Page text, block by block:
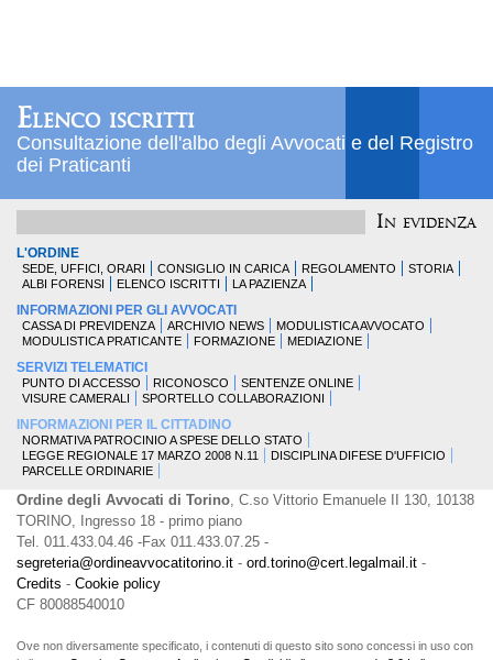
Elenco iscritti
Consultazione dell'albo degli Avvocati e del Registro
dei Praticanti
In evidenza
L'ORDINE
SEDE, UFFICI, ORARI CONSIGLIO IN CARICA REGOLAMENTO
STORIA
ALBI FORENSI
ELENCO ISCRITTI LA PAZIENZA
INFORMAZIONI PER GLI AVVOCATI
CASSA DI PREVIDENZA ARCHIVIO NEWS
MODULISTICA AVVOCATO
MODULISTICA PRATICANTE
FORMAZIONE MEDIAZIONE
SERVIZI TELEMATICI
PUNTO DI ACCESSO RICONOSCO
SENTENZE ONLINE
VISURE CAMERALI
SPORTELLO COLLABORAZIONI
INFORMAZIONI PER IL CITTADINO
NORMATIVA PATROCINIO A SPESE DELLO STATO
LEGGE REGIONALE 17 MARZO 2008 N.11
DISCIPLINA DIFESE D'UFFICIO
PARCELLE ORDINARIE
Ordine degli Avvocati di Torino, C.so Vittorio Emanuele II 130, 10138
TORINO, Ingresso 18 - primo piano
Tel. 011.433.04.46 -Fax 011.433.07.25 -
segreteria@ordineavvocatitorino.it - ord.torino@cert.legalmail.it -
Credits - Cookie policy
CF 80088540010
Ove non diversamente specificato, i contenuti di questo sito sono concessi in uso con